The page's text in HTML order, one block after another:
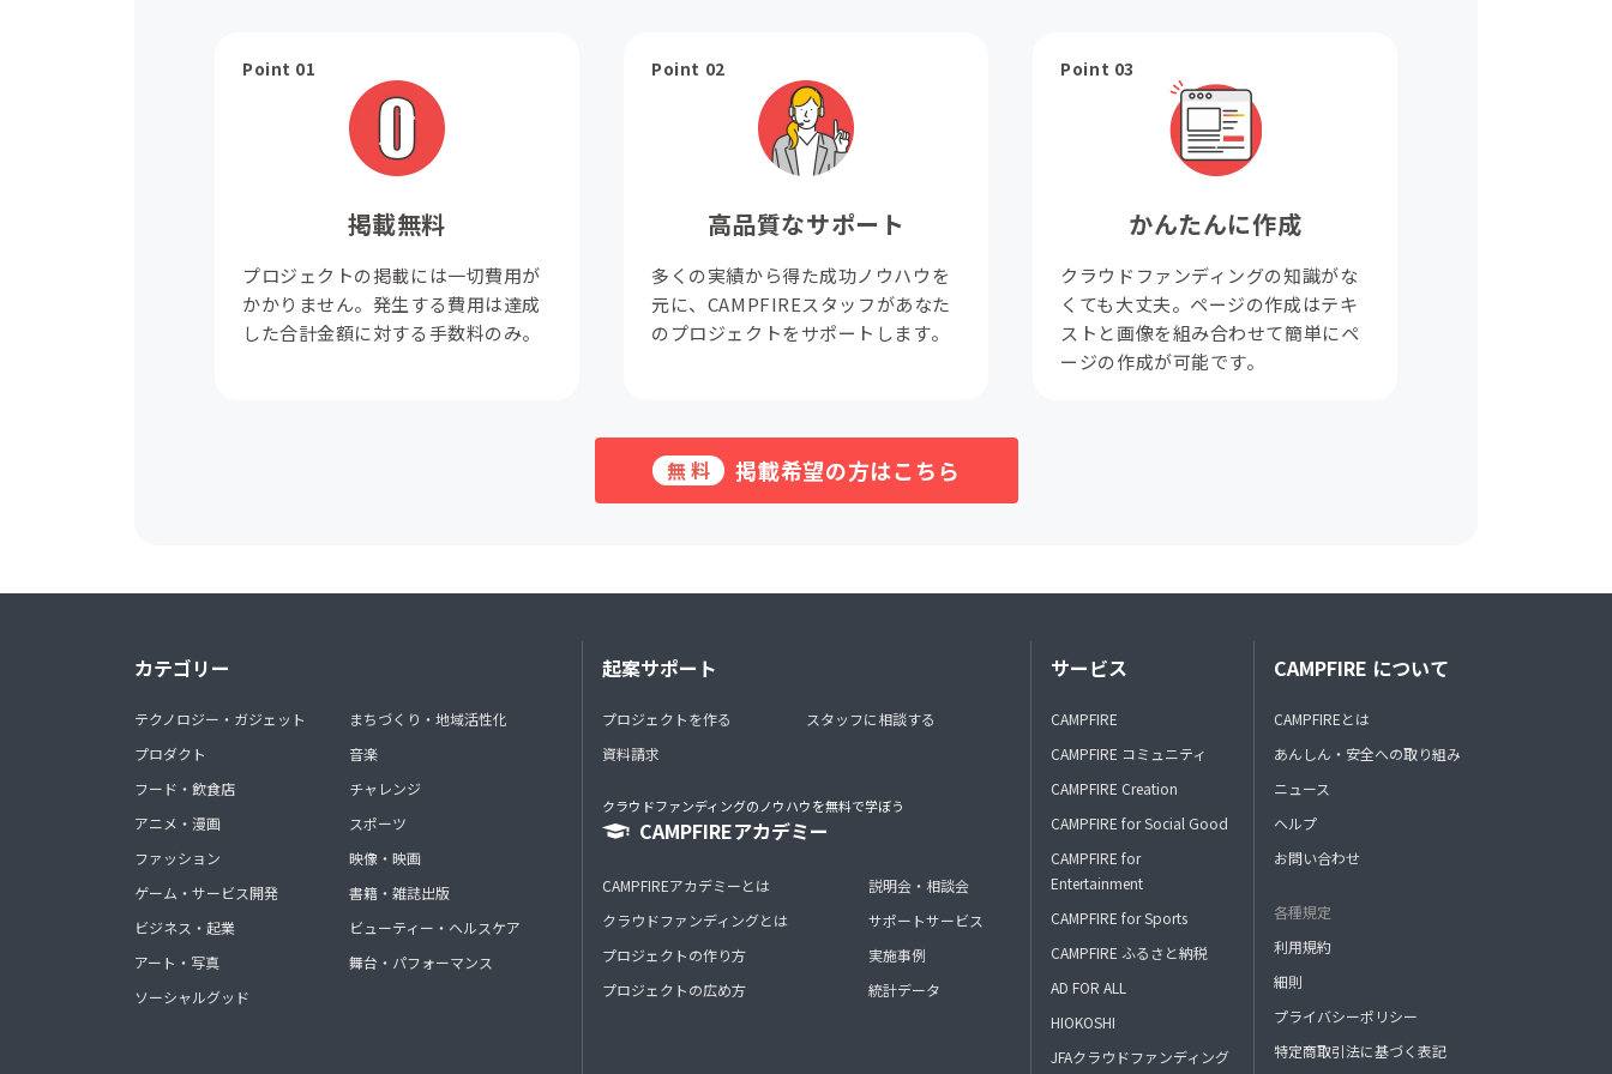
Point 01
掲載無料
プロジェクトの掲載には一切費用が
かかりません。発生する費用は達成
した合計金額に対する手数料のみ。
Point 02
高品質なサポート
多くの実績から得た成功ノウハウを
元に、CAMPFIREスタッフがあなた
のプロジェクトをサポートします。
Point 03
かんたんに作成
クラウドファンディングの知識がな
くても大丈夫。ページの作成はテキ
ストと画像を組み合わせて簡単にペ
ージの作成が可能です。
無料 掲載希望の方はこちら
カテゴリー
テクノロジー・ガジェット
プロダクト
フード・飲食店
アニメ・漫画
ファッション
ゲーム・サービス開発
ビジネス・起業
アート・写真
ソーシャルグッド
まちづくり・地域活性化
音楽
チャレンジ
スポーツ
映像・映画
書籍・雑誌出版
ビューティー・ヘルスケア
舞台・パフォーマンス
起案サポート
プロジェクトを作る
資料請求
スタッフに相談する
クラウドファンディングのノウハウを無料で学ぼう
CAMPFIREアカデミー
CAMPFIREアカデミーとは
クラウドファンディングとは
プロジェクトの作り方
プロジェクトの広め方
説明会・相談会
サポートサービス
実施事例
統計データ
サービス
CAMPFIRE
CAMPFIRE コミュニティ
CAMPFIRE Creation
CAMPFIRE for Social Good
CAMPFIRE for
Entertainment
CAMPFIRE for Sports
CAMPFIRE ふるさと納税
AD FOR ALL
HIOKOSHI
JFAクラウドファンディング
CAMPFIRE について
CAMPFIREとは
あんしん・安全への取り組み
ニュース
ヘルプ
お問い合わせ
各種規定
利用規約
細則
プライバシーポリシー
特定商取引法に基づく表記